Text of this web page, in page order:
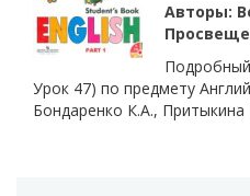
Авторы:
Урок 47) по предмету
Бондаренко К.А., Притыкина